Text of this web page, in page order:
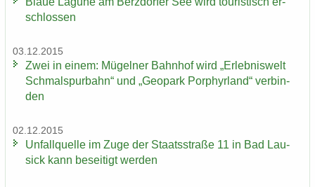
schlos­sen
03.12.2015
Zwei in einem: Mü­gel­ner Bahn­hof wird „Er­leb­nis­welt
Schmal­spur­bahn“ und „Geo­park Por­phyr­land“ ver­bin­
den
02.12.2015
Un­fall­quel­le im Zuge der Staats­stra­ße 11 in Bad Lau­
sick kann be­sei­tigt wer­den